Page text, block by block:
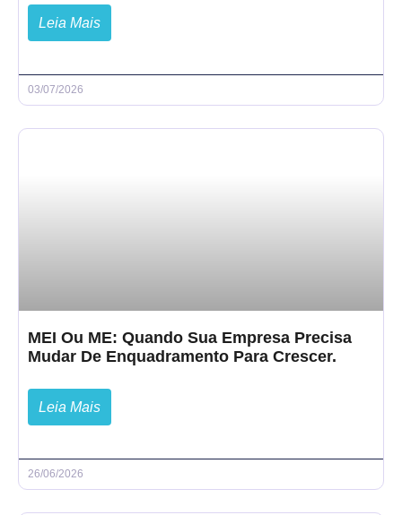
Leia Mais
03/07/2026
MEI Ou ME: Quando Sua Empresa Precisa
Mudar De Enquadramento Para Crescer.
Leia Mais
26/06/2026